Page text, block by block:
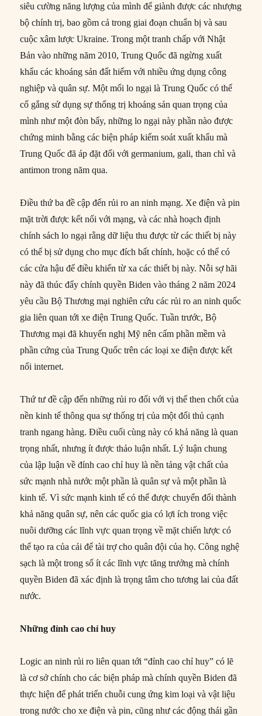
siêu cường năng lượng của mình để giành được các nhượng
bộ chính trị, bao gồm cả trong giai đoạn chuẩn bị và sau
cuộc xâm lược Ukraine. Trong một tranh chấp với Nhật
Bản vào những năm 2010, Trung Quốc đã ngừng xuất
khẩu các khoáng sản đất hiếm với nhiều ứng dụng công
nghiệp và quân sự. Một mối lo ngại là Trung Quốc có thể
cố gắng sử dụng sự thống trị khoáng sản quan trọng của
mình như một đòn bẩy, những lo ngại này phần nào được
chứng minh bằng các biện pháp kiểm soát xuất khẩu mà
Trung Quốc đã áp đặt đối với germanium, gali, than chì và
antimon trong năm qua.
Điều thứ ba đề cập đến rủi ro an ninh mạng. Xe điện và pin
mặt trời được kết nối với mạng, và các nhà hoạch định
chính sách lo ngại rằng dữ liệu thu được từ các thiết bị này
có thể bị sử dụng cho mục đích bất chính, hoặc có thể có
các cửa hậu để điều khiển từ xa các thiết bị này. Nỗi sợ hãi
này đã thúc đẩy chính quyền Biden vào tháng 2 năm 2024
yêu cầu Bộ Thương mại nghiên cứu các rủi ro an ninh quốc
gia liên quan tới xe điện Trung Quốc. Tuần trước, Bộ
Thương mại đã khuyến nghị Mỹ nên cấm phần mềm và
phần cứng của Trung Quốc trên các loại xe điện được kết
nối internet.
Thứ tư đề cập đến những rủi ro đối với vị thế then chốt của
nền kinh tế thông qua sự thống trị của một đối thủ cạnh
tranh ngang hàng. Điều cuối cùng này có khả năng là quan
trọng nhất, nhưng ít được thảo luận nhất. Lý luận chung
của lập luận về đỉnh cao chỉ huy là nền tảng vật chất của
sức mạnh nhà nước một phần là quân sự và một phần là
kinh tế. Vì sức mạnh kinh tế có thể được chuyển đổi thành
khả năng quân sự, nên các quốc gia có lợi ích trong việc
nuôi dưỡng các lĩnh vực quan trọng về mặt chiến lược có
thể tạo ra của cải để tài trợ cho quân đội của họ. Công nghệ
sạch là một trong số ít các lĩnh vực tăng trưởng mà chính
quyền Biden đã xác định là trọng tâm cho tương lai của đất
nước.
Những đỉnh cao chỉ huy
Logic an ninh rủi ro liên quan tới “đỉnh cao chỉ huy” có lẽ
là cơ sở chính cho các biện pháp mà chính quyền Biden đã
thực hiện để phát triển chuỗi cung ứng kim loại và vật liệu
trong nước cho xe điện và pin, cũng như các động thái gần